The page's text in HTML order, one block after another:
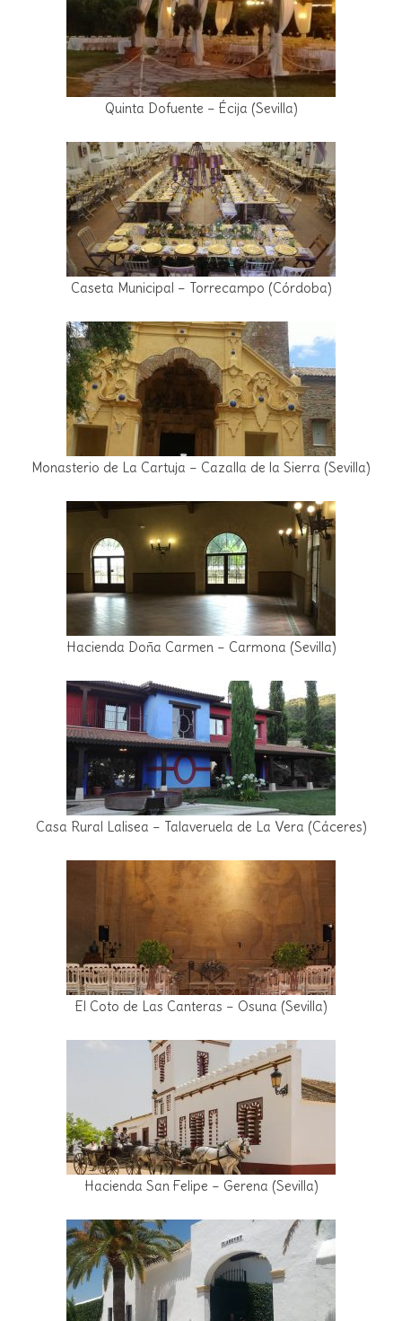
Quinta Dofuente – Écija (Sevilla)
Caseta Municipal – Torrecampo (Córdoba)
Monasterio de La Cartuja – Cazalla de la Sierra (Sevilla)
Hacienda Doña Carmen – Carmona (Sevilla)
Casa Rural Lalisea – Talaveruela de La Vera (Cáceres)
El Coto de Las Canteras – Osuna (Sevilla)
Hacienda San Felipe – Gerena (Sevilla)